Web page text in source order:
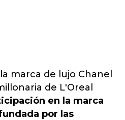
marca de lujo Chanel
de L'Oreal
en la marca
por las